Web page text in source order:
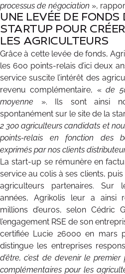
processus de négociation »,
UNE LEVÉE DE FONDS
STARTUP POUR
LES AGRICULTEURS
Grâce à cette levée de fonds,
les 600 points-relais d’ici deux
service suscite l’intérêt des
revenu complémentaire, «de
moyenne ». Ils sont ainsi
spontanément sur le site de la
2 300 agriculteurs candidats et
points-relais en fonction des
exprimés par nos clients
La start-up se rémunère en
service au colis à ses clients,
agriculteurs partenaires. Sur
années, Agrikolis leur a ainsi
millions d’euros, selon Cédric
l’engagement RSE de son
certifiée Lucie 26000 en mars
distingue les entreprises
d’être, c’est de devenir le
complémentaires pour les